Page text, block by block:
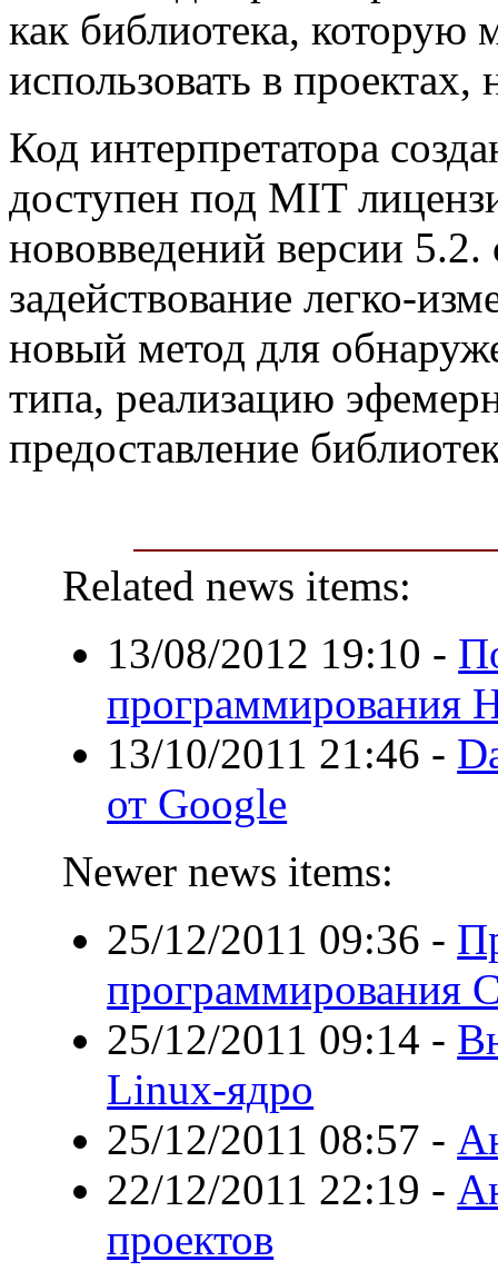
как библиотека, которую
использовать в
Код интерпретатора
доступен под MIT
нововведений версии 5.2.
задействование легко-
новый метод для
типа, реализацию
предоставление
Related news items:
13/08/2012 19:10 -
программирования
13/10/2011 21:46 -
от Google
Newer news items:
25/12/2011 09:36 -
программирования
25/12/2011 09:14 -
Linux-ядро
25/12/2011 08:57 -
22/12/2011 22:19 -
проектов